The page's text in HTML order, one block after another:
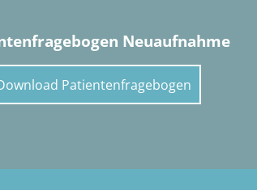
Neuaufnahme
Patientenfragebogen